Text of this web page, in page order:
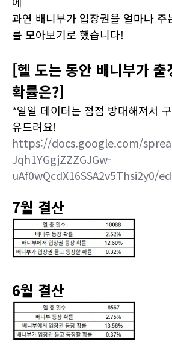
과연 배니부가 입장권을 얼마나 주
를 모아보기로 했습니다!
[헬 도는 동안 배니부가 출
확률은?]
*일일 데이터는 점점 방대해져서
유드려요!
https://docs.google.com/
Jqh1YGgjZZZGJGw-
uAf0wQcdX16SSA2v5Thsi2y0/
7월 결산
6월 결산